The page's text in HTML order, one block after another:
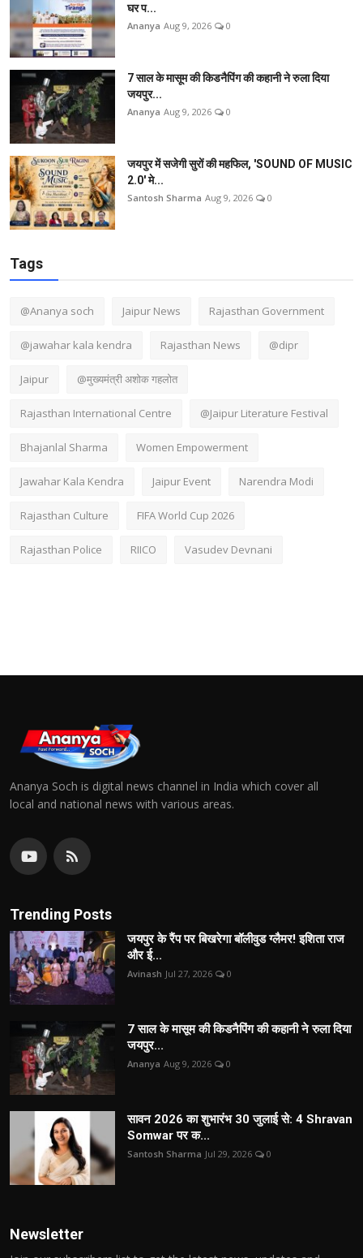
घर प...
Ananya Aug 9, 2026 0
7 साल के मासूम की किडनैपिंग की कहानी ने रुला दिया
जयपुर...
Ananya Aug 9, 2026 0
जयपुर में सजेगी सुरों की महफिल, 'SOUND OF MUSIC
2.0' मे...
Santosh Sharma Aug 9, 2026 0
Tags
@Ananya soch Jaipur News Rajasthan Government
@jawahar kala kendra Rajasthan News @dipr
Jaipur @मुख्यमंत्री अशोक गहलोत
Rajasthan International Centre @Jaipur Literature Festival
Bhajanlal Sharma Women Empowerment
Jawahar Kala Kendra Jaipur Event Narendra Modi
Rajasthan Culture FIFA World Cup 2026
Rajasthan Police RIICO Vasudev Devnani
Ananya Soch is digital news channel in India which cover all
local and national news with various areas.
Trending Posts
जयपुर के रैंप पर बिखरेगा बॉलीवुड ग्लैमर! इशिता राज
और ई...
Avinash Jul 27, 2026 0
7 साल के मासूम की किडनैपिंग की कहानी ने रुला दिया
जयपुर...
Ananya Aug 9, 2026 0
सावन 2026 का शुभारंभ 30 जुलाई से: 4 Shravan
Somwar पर क...
Santosh Sharma Jul 29, 2026 0
Newsletter